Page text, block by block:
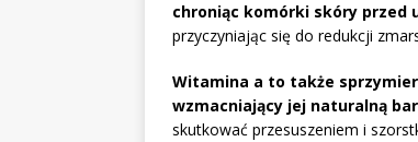
chroniąc komórki skóry przed
przyczyniając się do redukcji
Witamina a to także
wzmacniający jej naturalną
skutkować przesuszeniem i